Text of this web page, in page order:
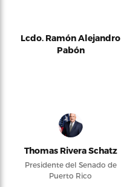
Lcdo. Ramón Alejandro
Pabón
Thomas Rivera Schatz
Presidente del Senado de
Puerto Rico